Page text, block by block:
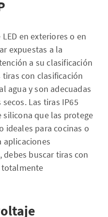
en exteriores o en
expuestas a la
a su clasificación
tiras con clasificación
agua y son adecuadas
Las tiras IP65
que las protege
ideales para cocinas o
aplicaciones
buscar tiras con
totalmente